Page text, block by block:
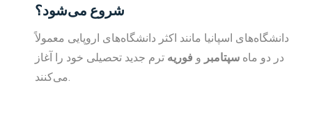
شروع می‌شود؟
دانشگاه‌های اسپانیا مانند اکثر دانشگاه‌های اروپایی معمولاً
در دو ماه سپتامبر و فوریه ترم جدید تحصیلی خود را آغاز
می‌کنند.